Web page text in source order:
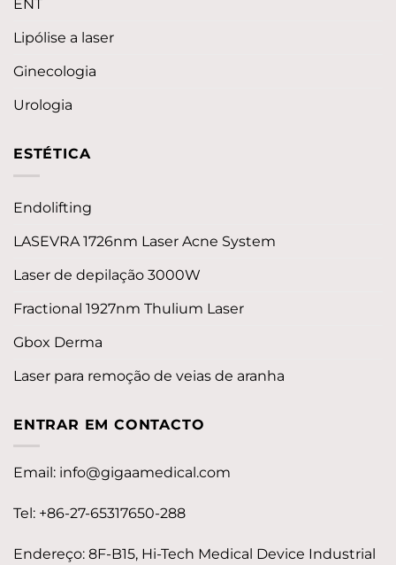
ENT
Lipólise a laser
Ginecologia
Urologia
ESTÉTICA
Endolifting
LASEVRA 1726nm Laser Acne System
Laser de depilação 3000W
Fractional 1927nm Thulium Laser
Gbox Derma
Laser para remoção de veias de aranha
ENTRAR EM CONTACTO
Email: info@gigaamedical.com
Tel: +86-27-65317650-288
Endereço: 8F-B15, Hi-Tech Medical Device Industrial